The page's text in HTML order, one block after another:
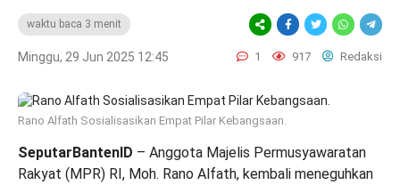
waktu baca 3 menit
Minggu, 29 Jun 2025 12:45 1 917 Redaksi
Rano Alfath Sosialisasikan Empat Pilar Kebangsaan.
SeputarBantenID – Anggota Majelis Permusyawaratan
Rakyat (MPR) RI, Moh. Rano Alfath, kembali meneguhkan